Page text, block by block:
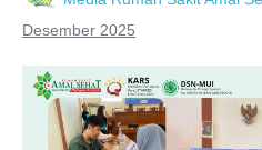
Desember 2025